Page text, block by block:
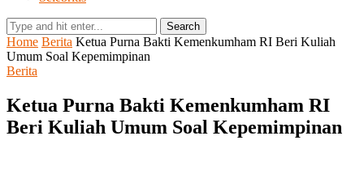
Search
Home Berita Ketua Purna Bakti Kemenkumham RI Beri Kuliah
Umum Soal Kepemimpinan
Berita
Ketua Purna Bakti Kemenkumham RI
Beri Kuliah Umum Soal Kepemimpinan